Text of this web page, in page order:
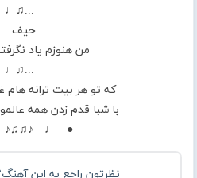
...♫♩
حیف...
من هنوزم یاد
...♫♩
که تو هر بیت ترانه
با شبا قدم زدن همه
نظرتون راجع به این